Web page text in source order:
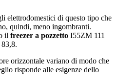
elettrodomestici di questo tipo che
quindi, meno ingombranti.
il freezer a pozzetto I55ZM 111
orizzontale variano di modo che
risponde alle esigenze dello